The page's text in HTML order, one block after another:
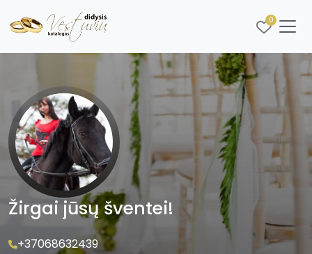
0
Žirgai jūsų šventei!
+37068632439